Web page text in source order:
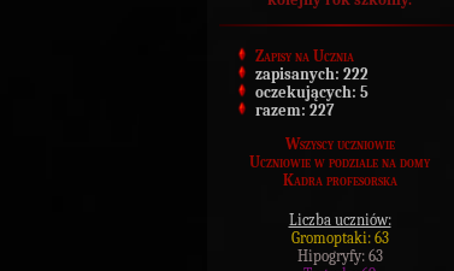
Zapisy na Ucznia
zapisanych: 222
oczekujących: 5
razem: 227
Wszyscy uczniowie
Uczniowie w podziale na domy
Kadra profesorska
Liczba uczniów:
Gromoptaki: 63
Hipogryfy: 63